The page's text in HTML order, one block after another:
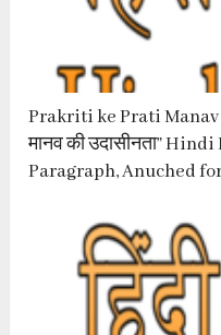
Prakriti ke Prati Manav
मानव की उदासीनता”
Paragraph, Anuched for